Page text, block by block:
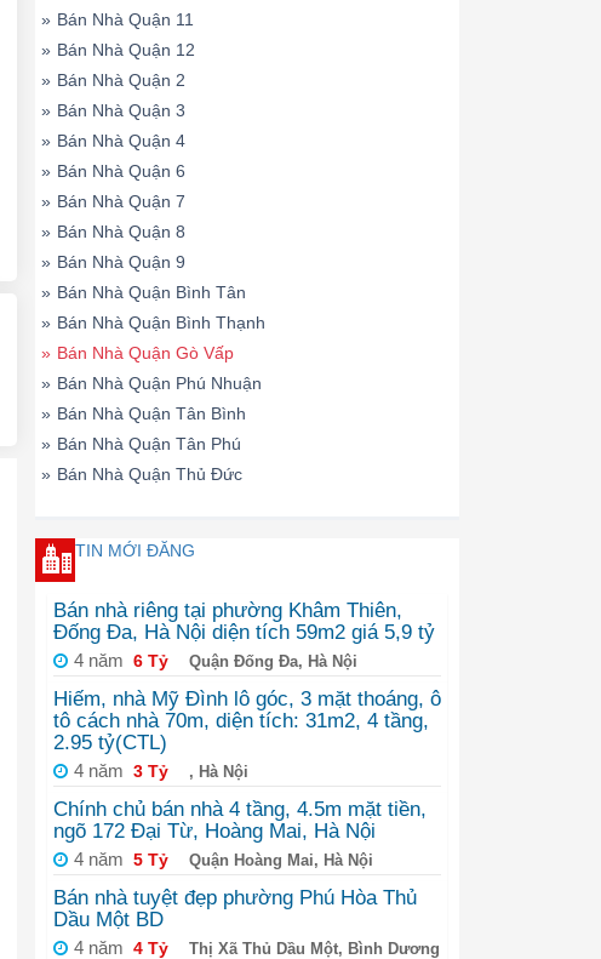
» Bán Nhà Quận 11
» Bán Nhà Quận 12
» Bán Nhà Quận 2
» Bán Nhà Quận 3
» Bán Nhà Quận 4
» Bán Nhà Quận 6
» Bán Nhà Quận 7
» Bán Nhà Quận 8
» Bán Nhà Quận 9
» Bán Nhà Quận Bình Tân
» Bán Nhà Quận Bình Thạnh
» Bán Nhà Quận Gò Vấp
» Bán Nhà Quận Phú Nhuận
» Bán Nhà Quận Tân Bình
» Bán Nhà Quận Tân Phú
» Bán Nhà Quận Thủ Đức
TIN MỚI ĐĂNG
Bán nhà riêng tại phường Khâm Thiên,
Đống Đa, Hà Nội diện tích 59m2 giá 5,9 tỷ
4 năm 6 Tỷ Quận Đống Đa, Hà Nội
Hiếm, nhà Mỹ Đình lô góc, 3 mặt thoáng, ô
tô cách nhà 70m, diện tích: 31m2, 4 tầng,
2.95 tỷ(CTL)
4 năm 3 Tỷ , Hà Nội
Chính chủ bán nhà 4 tầng, 4.5m mặt tiền,
ngõ 172 Đại Từ, Hoàng Mai, Hà Nội
4 năm 5 Tỷ Quận Hoàng Mai, Hà Nội
Bán nhà tuyệt đẹp phường Phú Hòa Thủ
Dầu Một BD
4 năm 4 Tỷ Thị Xã Thủ Dầu Một, Bình Dương